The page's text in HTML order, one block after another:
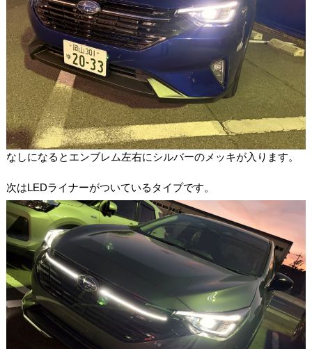
なしになるとエンブレム左右にシルバーのメッキが入ります。
次はLEDライナーがついているタイプです。